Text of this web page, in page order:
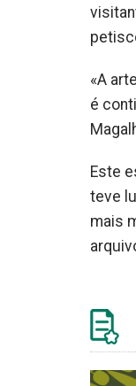
«A
é
Este
teve
mais